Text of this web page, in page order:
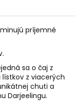
príjemné
sa o čaj z
z viacerých
chuti a
Darjeelingu.